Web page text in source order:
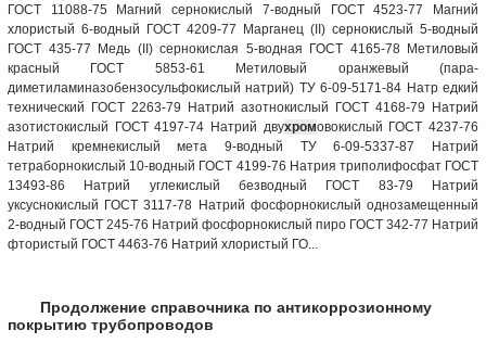
ГОСТ 11088-75 Магний сернокислый 7-водный ГОСТ 4523-77 Магний
хлористый 6-водный ГОСТ 4209-77 Марганец (II) сернокислый 5-водный
ГОСТ 435-77 Медь (II) сернокислая 5-водная ГОСТ 4165-78 Метиловый
красный ГОСТ 5853-61 Метиловый оранжевый (пара-
диметиламиназобензосульфокислый натрий) ТУ 6-09-5171-84 Натр едкий
технический ГОСТ 2263-79 Натрий азотнокислый ГОСТ 4168-79 Натрий
азотистокислый ГОСТ 4197-74 Натрий двухромовокислый ГОСТ 4237-76
Натрий кремнекислый мета 9-водный ТУ 6-09-5337-87 Натрий
тетраборнокислый 10-водный ГОСТ 4199-76 Натрия триполифосфат ГОСТ
13493-86 Натрий углекислый безводный ГОСТ 83-79 Натрий
уксуснокислый ГОСТ 3117-78 Натрий фосфорнокислый однозамещенный
2-водный ГОСТ 245-76 Натрий фосфорнокислый пиро ГОСТ 342-77 Натрий
фтористый ГОСТ 4463-76 Натрий хлористый ГО...
Продолжение справочника по антикоррозионному
покрытию трубопроводов